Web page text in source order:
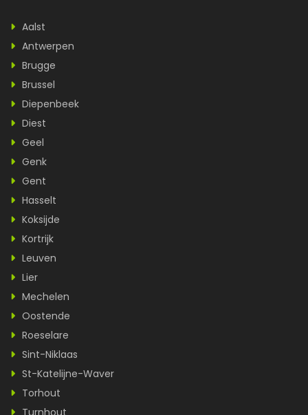
Aalst
Antwerpen
Brugge
Brussel
Diepenbeek
Diest
Geel
Genk
Gent
Hasselt
Koksijde
Kortrijk
Leuven
Lier
Mechelen
Oostende
Roeselare
Sint-Niklaas
St-Katelijne-Waver
Torhout